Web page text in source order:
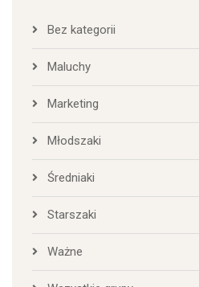
Bez kategorii
Maluchy
Marketing
Młodszaki
Średniaki
Starszaki
Ważne